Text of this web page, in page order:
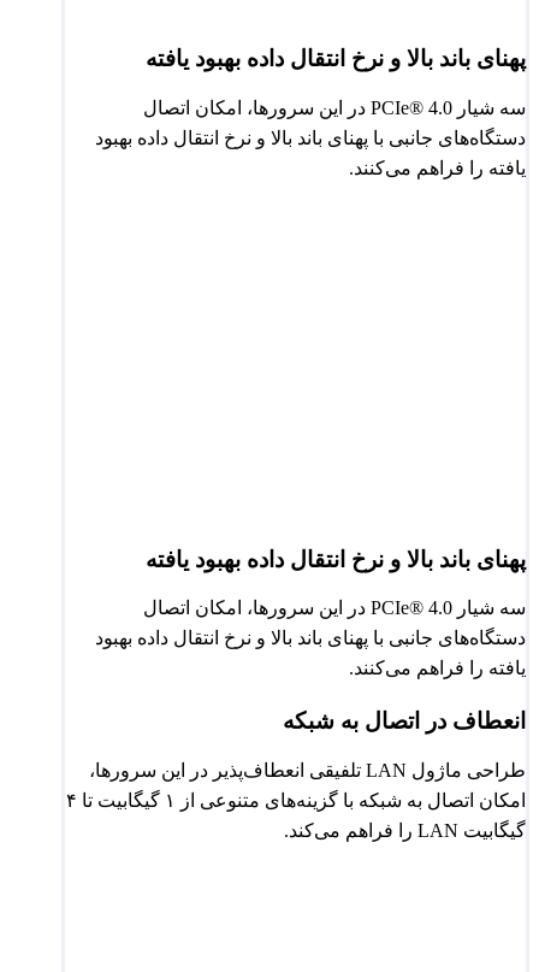
پهنای باند بالا و نرخ انتقال داده بهبود یافته
سه شیار PCIe® 4.0 در این سرورها، امکان اتصال
دستگاه‌های جانبی با پهنای باند بالا و نرخ انتقال داده بهبود
یافته را فراهم می‌کنند.
پهنای باند بالا و نرخ انتقال داده بهبود یافته
سه شیار PCIe® 4.0 در این سرورها، امکان اتصال
دستگاه‌های جانبی با پهنای باند بالا و نرخ انتقال داده بهبود
یافته را فراهم می‌کنند.
انعطاف در اتصال به شبکه
طراحی ماژول LAN تلفیقی انعطاف‌پذیر در این سرورها،
امکان اتصال به شبکه با گزینه‌های متنوعی از ۱ گیگابیت تا ۴
گیگابیت LAN را فراهم می‌کند.